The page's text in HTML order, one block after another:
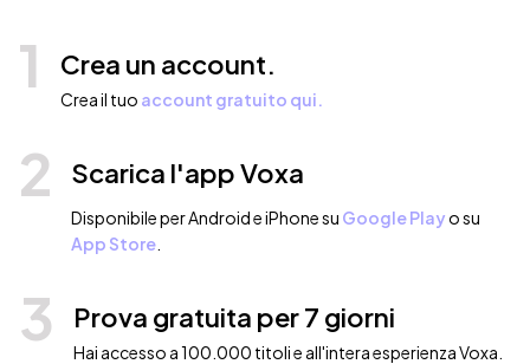
1 Crea un account.
Crea il tuo account gratuito qui.
2 Scarica l'app Voxa
Disponibile per Android e iPhone su Google Playo su
App Store
3 Prova gratuita per 7 giorni
Hai accesso a 100.000 titoli e all'intera esperienza Voxa.